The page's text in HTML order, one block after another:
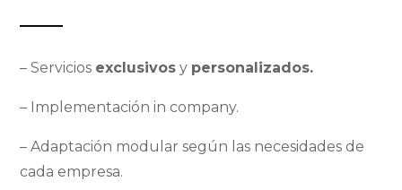
– Servicios exclusivos y personalizados.
– Implementación in company.
– Adaptación modular según las necesidades de
cada empresa.